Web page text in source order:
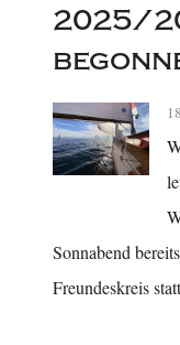
2025/
Sonnabend
Freundeskreis